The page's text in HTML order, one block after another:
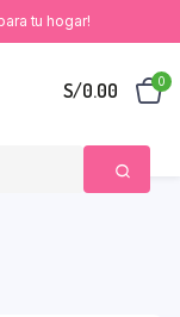
tu hogar!
S/0.00 0